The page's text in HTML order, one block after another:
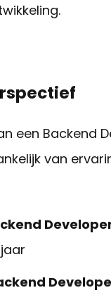
een Backend
van